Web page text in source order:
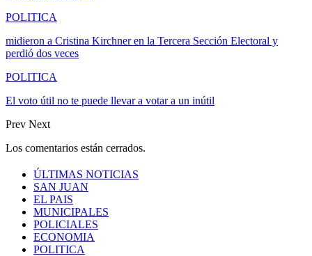
POLITICA
midieron a Cristina Kirchner en la Tercera Sección Electoral y
perdió dos veces
POLITICA
El voto útil no te puede llevar a votar a un inútil
Prev Next
Los comentarios están cerrados.
ÚLTIMAS NOTICIAS
SAN JUAN
EL PAIS
MUNICIPALES
POLICIALES
ECONOMIA
POLITICA